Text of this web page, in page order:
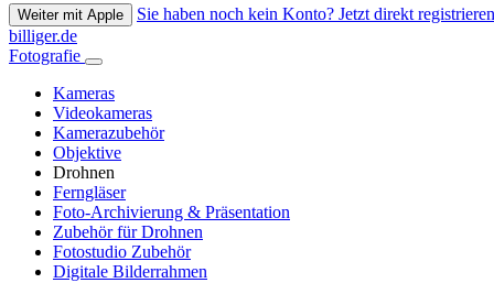
Weiter mit Apple
Sie haben noch kein Konto? Jetzt direkt
billiger.de
Fotografie
Kameras
Videokameras
Kamerazubehör
Objektive
Drohnen
Ferngläser
Foto-Archivierung & Präsentation
Zubehör für Drohnen
Fotostudio Zubehör
Digitale Bilderrahmen